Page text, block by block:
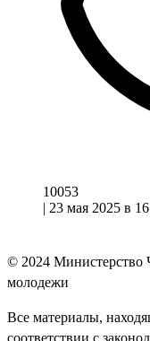
10053
| 23 мая 2025 в
© 2024 Министерство
молодежи
Все материалы,
соответствии с